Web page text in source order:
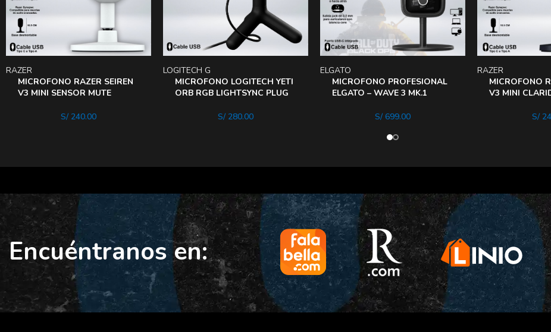
MICROFONO RAZER SEIREN
V3 MINI SENSOR MUTE
RAZER
S/240.00
MICROFONO LOGITECH YETI
ORB RGB LIGHTSYNC PLUG
LOGITECH G
S/280.00
MICROFONO PROFESIONAL
ELGATO – WAVE 3 MK.1
BLACK OPS 6
ELGATO
S/699.00
MICROFONO
V3 MINI
SUPREME
RAZER
S/
Encuéntranos en: